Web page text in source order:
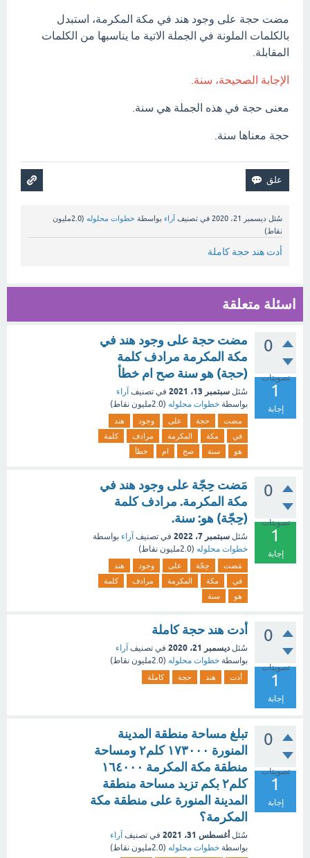
مضت حجة على وجود هند في مكة المكرمة، استبدل
بالكلمات الملونة في الجملة الاتية ما يناسبها من الكلمات
المقابلة.
الإجابة الصحيحة، سنة.
معنى حجة في هذه الجملة هي سنة.
حجة معناها سنة.
سُئل ديسمبر 21، 2020 في تصنيف آراء بواسطة خطوات محلوله (2.0مليون
نقاط)
أدت هند حجة كاملة
اسئلة متعلقة
0
تصويتات
1
إجابة
مضت حجة على وجود هند في
مكة المكرمة مرادف كلمة
(حجة) هو سنة صح ام خطأ
سُئل سبتمبر 13، 2021 في تصنيف آراء
بواسطة خطوات محلوله (2.0مليون نقاط)
مضت حجة على وجود
هند
في
مكة المكرمة مرادف
كلمة
هو
سنة صح ام خطأ
0
تصويتات
1
إجابة
مَضت حِجّة على وجود هند في
مكة المكرمة. مرادف كلمة
(حِجّة) هو: سنة.
سُئل سبتمبر 7، 2022 في تصنيف آراء بواسطة
خطوات محلوله (2.0مليون نقاط)
مَضت حِجّة على وجود
هند
في
مكة المكرمة مرادف
كلمة
هو
سنة
0
تصويتات
1
إجابة
أدت هند حجة كاملة
سُئل ديسمبر 21، 2020 في تصنيف آراء
بواسطة خطوات محلوله (2.0مليون نقاط)
أدت هند حجة كاملة
0
تصويتات
1
إجابة
تبلغ مساحة منطقة المدينة
المنورة ١٧٣٠٠٠ كلم٢ ومساحة
منطقة مكة المكرمة ١٦٤٠٠٠
كلم٢ بكم تزيد مساحة منطقة
المدينة المنورة على منطقة مكة
المكرمة؟
سُئل أغسطس 31، 2021 في تصنيف آراء
بواسطة خطوات محلوله (2.0مليون نقاط)